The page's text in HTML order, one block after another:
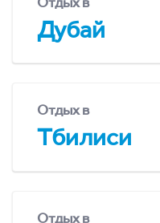
Дубай
Отдых в
Тбилиси
Отдых в